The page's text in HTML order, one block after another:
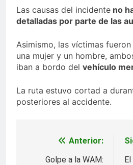
Las causas del incidente no
detalladas por parte de las
Asimismo, las víctimas
una mujer y un hombre,
iban a bordo del vehículo
La ruta estuvo cortad a
posteriores al accidente.
Navegación
Anterior:
Golpe a la WAM: